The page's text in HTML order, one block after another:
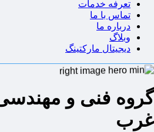
تعرفه خدمات
تماس با ما
درباره ما
وبلاگ
دیجیتال مارکتینگ
گروه فنی و
غرب